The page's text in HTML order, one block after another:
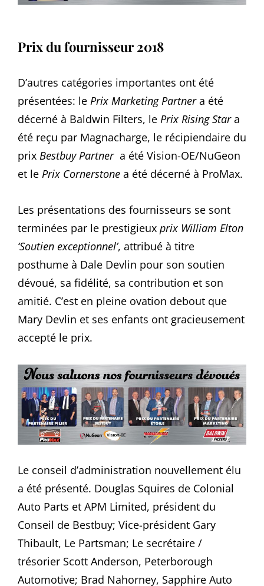
Prix du fournisseur 2018
D’autres catégories importantes ont été
présentées: le Prix Marketing Partnera été
décerné à Baldwin Filters, le Prix Rising Stara
été reçu par Magnacharge, le récipiendaire du
prix Bestbuy Partnera été Vision-OE/NuGeon
et le Prix Cornerstone a été décerné à ProMax.
Les présentations des fournisseurs se sont
terminées par le prestigieux prix William Elton
‘Soutien exceptionnel’, attribué à titre
posthume à Dale Devlin pour son soutien
dévoué, sa fidélité, sa contribution et son
amitié. C’est en pleine ovation debout que
Mary Devlin et ses enfants ont gracieusement
accepté le prix.
Le conseil d’administration nouvellement élu
a été présenté. Douglas Squires de Colonial
Auto Parts et APM Limited, président du
Conseil de Bestbuy; Vice-président Gary
Thibault, Le Partsman; Le secrétaire /
trésorier Scott Anderson, Peterborough
Automotive; Brad Nahorney, Sapphire Auto